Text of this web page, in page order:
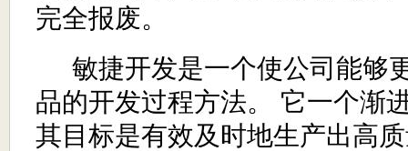
完全报废。
敏捷开发是一个使公司能够
品的开发过程方法。
它一个渐
其目标是有效及时地生产出高